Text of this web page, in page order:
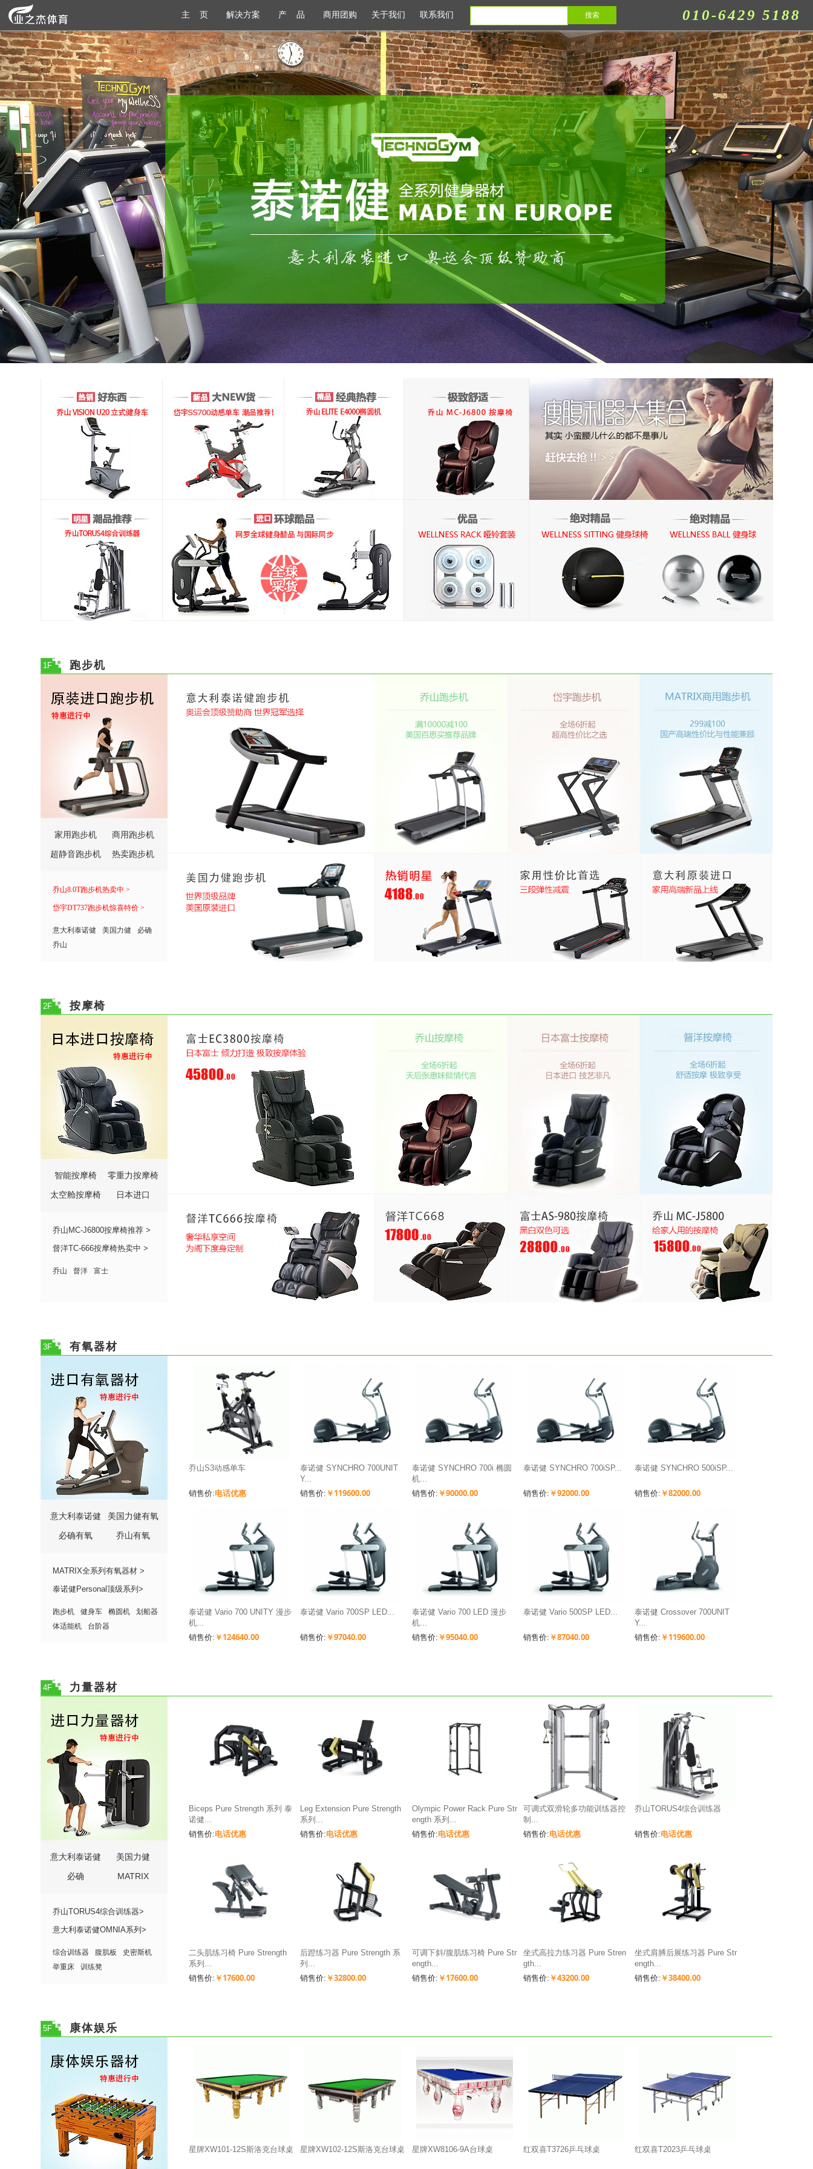
主 页 解决方案 产 品 商用团购 关于我们 联系我们 010-6429 5188
1F 跑步机
家用跑步机
商用跑步机
超静音跑步机
热卖跑步机
乔山8.0T跑步机热卖中 >
岱宇DT737跑步机惊喜特价 >
意大利泰诺健 美国力健
必确
乔山
2F 按摩椅
智能按摩椅
零重力按摩椅
太空舱按摩椅
日本进口
乔山MC-J6800按摩椅推荐 >
督洋TC-666按摩椅热卖中 >
乔山 督洋 富士
3F 有氧器材
意大利泰诺健
美国力健有氧
必确有氧
乔山有氧
MATRIX全系列有氧器材 >
泰诺健Personal顶级系列>
跑步机 健身车 椭圆机
划船器
体适能机
台阶器
乔山S3动感单车
销售价:电话优惠
泰诺健 SYNCHRO 700UNIT
Y...
销售价: ￥119600.00
泰诺健 SYNCHRO 700i 椭圆
机...
销售价: ￥90000.00
泰诺健 SYNCHRO 700iSP...
销售价: ￥92000.00
泰诺健 SYNCHRO 500iSP...
销售价: ￥82000.00
泰诺健 Vario 700 UNITY 漫步
机...
销售价: ￥124640.00
泰诺健 Vario 700SP LED...
销售价: ￥97040.00
泰诺健 Vario 700 LED 漫步
机...
销售价: ￥95040.00
泰诺健 Vario 500SP LED...
销售价: ￥87040.00
泰诺健 Crossover 700UNIT
Y...
销售价: ￥119600.00
4F 力量器材
意大利泰诺健
美国力健
必确
MATRIX
乔山TORUS4综合训练器>
意大利泰诺健OMNIA系列>
综合训练器 腹肌板
史密斯机
举重床
训练凳
Biceps Pure Strength 系列 泰
诺健...
销售价:电话优惠
Leg Extension Pure Strength
系列...
销售价:电话优惠
Olympic Power Rack Pure Str
ength 系列...
销售价:电话优惠
可调式双滑轮多功能训练器控
制...
销售价:电话优惠
乔山TORUS4综合训练器
销售价:电话优惠
二头肌练习椅 Pure Strength
系列...
销售价: ￥17600.00
后蹬练习器 Pure Strength 系
列...
销售价: ￥32800.00
可调下斜/腹肌练习椅 Pure Str
ength...
销售价: ￥17600.00
坐式高拉力练习器 Pure Stren
gth...
销售价: ￥43200.00
坐式肩膊后展练习器 Pure Str
ength...
销售价: ￥38400.00
5F 康体娱乐
星牌XW101-12S斯洛克台球桌 星牌XW102-12S斯洛克台球桌 星牌XW8106-9A台球桌 红双喜T3726乒乓球桌 红双喜T2023乒乓球桌